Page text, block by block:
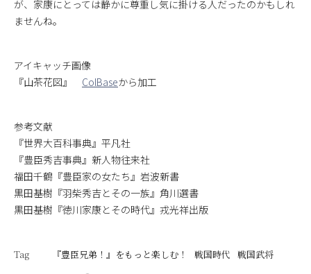
が、家康にとっては静かに尊重し気に掛ける人だったのかもしれ
ませんね。
アイキャッチ画像
『山茶花図』 ColBaseから加工
参考文献
『世界大百科事典』平凡社
『豊臣秀吉事典』新人物往来社
福田千鶴『豊臣家の女たち』岩波新書
黒田基樹『羽柴秀吉とその一族』角川選書
黒田基樹『徳川家康とその時代』戎光祥出版
Tag 『豊臣兄弟！』をもっと楽しむ！ 戦国時代 戦国武将